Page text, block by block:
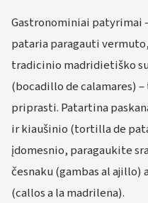
Gastronominiai patyrimai
pataria paragauti
tradicinio madridietiško
(bocadillo de calamares)
priprasti. Patartina
ir kiaušinio (tortilla de
įdomesnio, paragaukite
česnaku (gambas al ajillo)
(callos a la madrilena).